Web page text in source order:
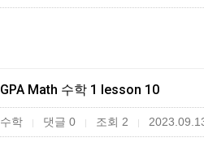
GPA Math 수학 1 lesson 10
수학 | 댓글 0 | 조회 2 |